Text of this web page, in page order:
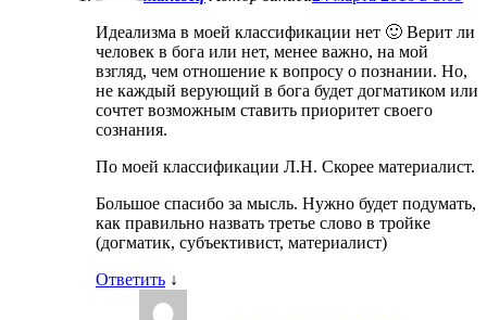
Идеализма в моей классификации нет 🙂 Верит ли
человек в бога или нет, менее важно, на мой
взгляд, чем отношение к вопросу о познании. Но,
не каждый верующий в бога будет догматиком или
сочтет возможным ставить приоритет своего
сознания.
По моей классификации Л.Н. Скорее материалист.
Большое спасибо за мысль. Нужно будет подумать,
как правильно назвать третье слово в тройке
(догматик, субъективист, материалист)
Ответить ↓